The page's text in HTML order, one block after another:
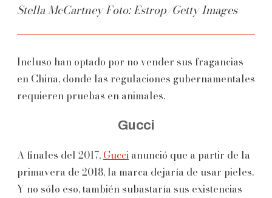
Stella McCartney Foto: Estrop/Getty Images
Incluso han optado por no vender sus fragancias
en China, donde las regulaciones gubernamentales
requieren pruebas en animales.
Gucci
A finales del 2017, Gucci anunció que a partir de la
primavera de 2018, la marca dejaría de usar pieles.
Y no sólo eso, también subastaría sus existencias